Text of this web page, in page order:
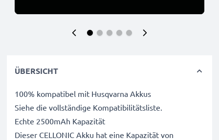
ÜBERSICHT
100% kompatibel mit Husqvarna Akkus
Siehe die vollständige Kompatibilitätsliste.
Echte 2500mAh Kapazität
Dieser CELLONIC Akku hat eine Kapazität von